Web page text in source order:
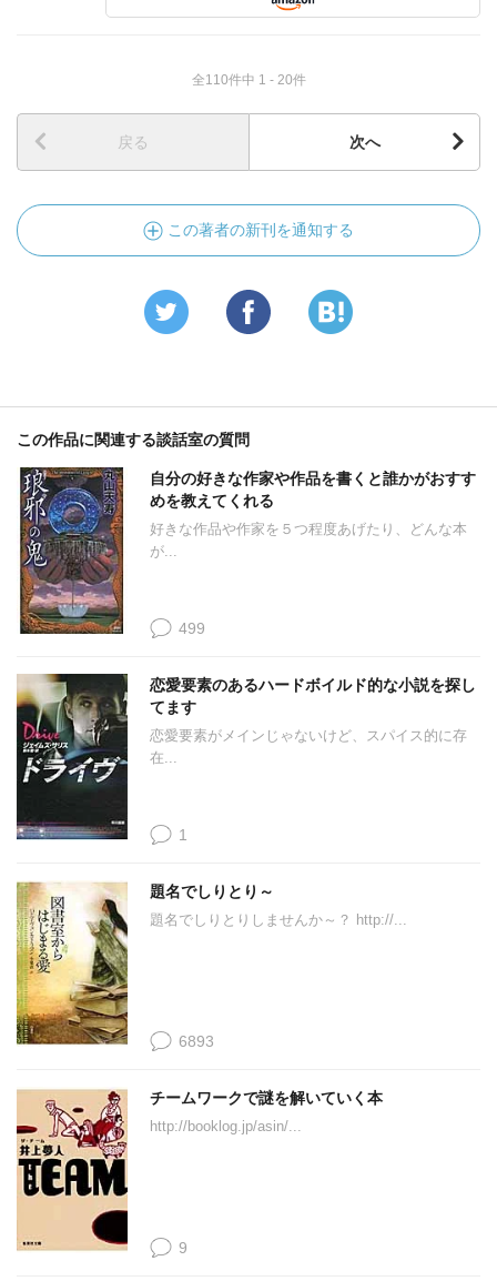
全110件中 1 - 20件
戻る 次へ
この著者の新刊を通知する
この作品に関連する談話室の質問
自分の好きな作家や作品を書くと誰かがおすす
めを教えてくれる
好きな作品や作家を５つ程度あげたり、どんな本
が...
499
恋愛要素のあるハードボイルド的な小説を探し
てます
恋愛要素がメインじゃないけど、スパイス的に存
在...
1
題名でしりとり～
題名でしりとりしませんか～？ http://...
6893
チームワークで謎を解いていく本
http://booklog.jp/asin/...
9